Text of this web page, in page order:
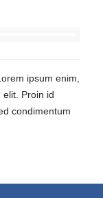
ipsum enim,
Proin id
condimentum